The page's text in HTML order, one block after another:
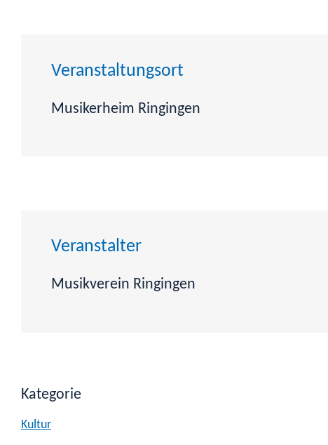
Veranstaltungsort
Musikerheim Ringingen
Veranstalter
Musikverein Ringingen
Kategorie
Kultur